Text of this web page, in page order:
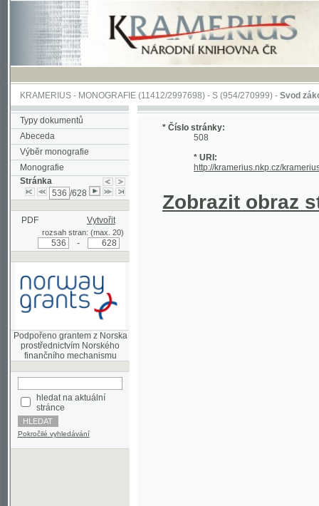
KRAMERIUS-MONOGRAFIE(11412/2997698) -S (954/270999)-Svod zákonův
Typy dokumentů
Abeceda
Výběr monografie
Monografie
Stránka
/628
PDF Vytvořit
rozsah stran: (max. 20)
Podpořeno grantem z Norska
prostřednictvím Norského
hledat na aktuální
stránce
Pokročilé vyhledávání
* Číslo stránky:
508
* URI:
http://kramerius.nkp.cz/kramerius/